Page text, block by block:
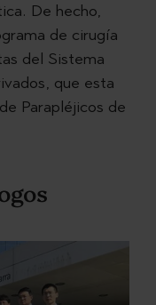
De hecho,
de cirugía
del Sistema
que esta
Parapléjicos de